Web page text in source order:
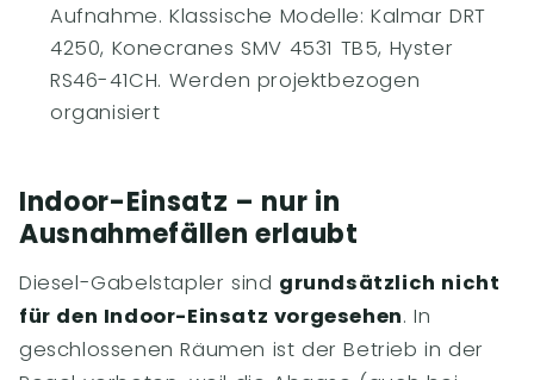
Aufnahme. Klassische Modelle: Kalmar DRT
4250, Konecranes SMV 4531 TB5, Hyster
RS46-41CH. Werden projektbezogen
organisiert
Indoor-Einsatz – nur in
Ausnahmefällen erlaubt
Diesel-Gabelstapler sind grundsätzlich nicht
für den Indoor-Einsatz vorgesehen. In
geschlossenen Räumen ist der Betrieb in der